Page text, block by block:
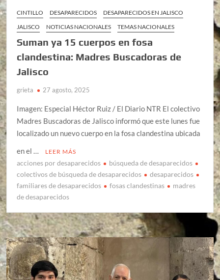
CINTILLO DESAPARECIDOS
DESAPARECIDOS EN JALISCO
JALISCO
NOTICIAS NACIONALES TEMAS NACIONALES
Suman ya 15 cuerpos en fosa
clandestina: Madres Buscadoras de
Jalisco
grieta 27 agosto, 2025
Imagen: Especial Héctor Ruiz / El Diario NTR El colectivo
Madres Buscadoras de Jalisco informó que este lunes fue
localizado un nuevo cuerpo en la fosa clandestina ubicada
en el …
LEER MÁS
acciones por desaparecidos
búsqueda de desaparecidos
colectivos de búsqueda de desaparecidos
desaparecidos
familiares de desaparecidos
fosas clandestinas
madres
de desaparecidos